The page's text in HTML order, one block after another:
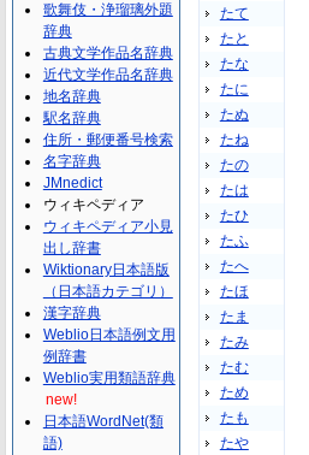
たて
たと
たな
たに
たぬ
たね
たの
たは
たひ
たふ
たへ
たほ
たま
たみ
たむ
ため
たも
たや
歌舞伎・浄瑠璃外題
辞典
古典文学作品名辞典
近代文学作品名辞典
地名辞典
駅名辞典
住所・郵便番号検索
名字辞典
JMnedict
ウィキペディア
ウィキペディア小見
出し辞書
Wiktionary日本語版
（日本語カテゴリ）
漢字辞典
Weblio日本語例文用
例辞書
Weblio実用類語辞典
new!
日本語WordNet(類
語)